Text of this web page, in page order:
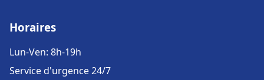
Horaires
Lun-Ven: 8h-19h
Service d'urgence 24/7